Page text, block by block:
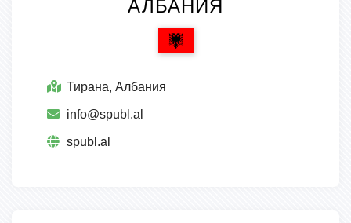
АЛБАНИЯ
Тирана, Албания
info@spubl.al
spubl.al